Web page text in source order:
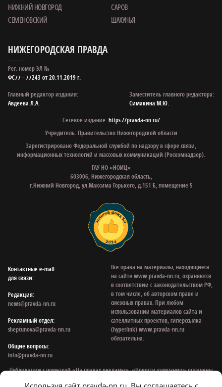
НИЖНИЙ НОВГОРОД
САРОВ
СЕМЕНОВСКИЙ
ШАХУНЬЯ
НИЖЕГОРОДСКАЯ ПРАВДА
Рег. номер ЭЛ №
ФС77 – 77243 от 20.11.2019 г.
Главный редактор издания:
Авдеева Л.А.
Заместитель главного редактора:
Симакина М.Ю.
Сетевое издание:https://pravda-nn.ru/
Учредитель: Правительство Нижегородской области
Зарегистрировано Федеральной службой по надзору в сфере связи,
информационных технологий и массовых коммуникаций (Роскомнадзор).
ГАУ НО «НОИЦ»
603006, Нижегородская область,
г.Нижний Новгород, ул.Максима Горького, д.151 Б, помещение 5
Контактные e‑mail
для связи:
Редакция:
news@pravda-nn.ru
Рекламный отдел:
sheptunova@pravda-nn.ru
Общие вопросы:
info@pravda-nn.ru
Все права на материалы, находящиеся
на сайте www.pravda-nn.ru, охраняются
в соответствии с законодательством РФ,
в том числе, об авторском праве и
смежных правах. При любом
использовании материалов сайта и
сателлитных проектов, гиперссылка
(hyperlink) www.pravda-nn.ru
обязательна.
Публикации с пометкой «На правах рекламы», «Новости компании» оплачены